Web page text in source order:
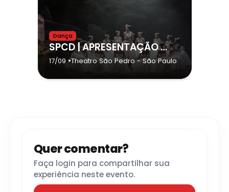
Dança
SPCD | APRESENTAÇÃO NO THEATRO SÃO PEDRO - SÃO PAULO/SP
17/09 •Theatro São Pedro - São Paulo
Quer comentar?
Faça login para compartilhar sua
experiência neste evento.